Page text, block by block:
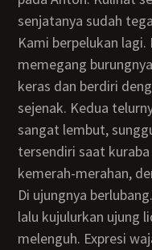
senjatanya sudah
Kami berpelukan lagi. Kali ini, tanganku bebas
memegang
keras dan berdiri
sejenak. Kedua
sangat lembut,
tersendiri saat
kemerah-merahan,
Di ujungnya berlubang. Kukuakkan lubang kecil itu,
lalu kujulurkan ujung
melenguh. Expresi